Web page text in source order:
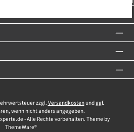
zzgl. Versandkostenund ggf.
wenn nicht anders angegeben.
- Alle Rechte vorbehalten. Theme by
ThemeWare®